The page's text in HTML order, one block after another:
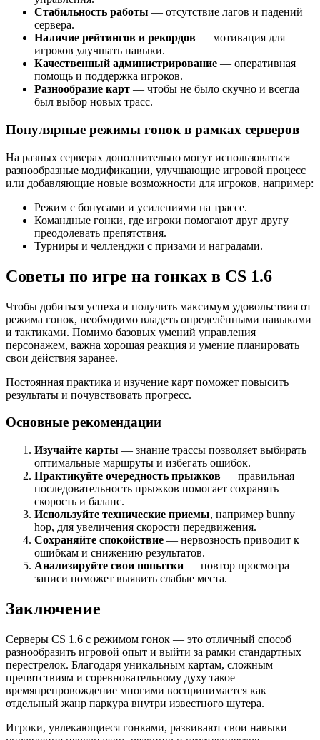
Стабильность работы — отсутствие лагов и падений
сервера.
Наличие рейтингов и рекордов — мотивация для
игроков улучшать навыки.
Качественный администрирование — оперативная
помощь и поддержка игроков.
Разнообразие карт — чтобы не было скучно и всегда
был выбор новых трасс.
Популярные режимы гонок в рамках серверов
На разных серверах дополнительно могут использоваться
разнообразные модификации, улучшающие игровой процесс
или добавляющие новые возможности для игроков, например:
Режим с бонусами и усилениями на трассе.
Командные гонки, где игроки помогают друг другу
преодолевать препятствия.
Турниры и челленджи с призами и наградами.
Советы по игре на гонках в CS 1.6
Чтобы добиться успеха и получить максимум удовольствия от
режима гонок, необходимо владеть определёнными навыками
и тактиками. Помимо базовых умений управления
персонажем, важна хорошая реакция и умение планировать
свои действия заранее.
Постоянная практика и изучение карт поможет повысить
результаты и почувствовать прогресс.
Основные рекомендации
Изучайте карты — знание трассы позволяет выбирать
оптимальные маршруты и избегать ошибок.
Практикуйте очередность прыжков — правильная
последовательность прыжков помогает сохранять
скорость и баланс.
Используйте технические приемы, например bunny
hop, для увеличения скорости передвижения.
Сохраняйте спокойствие — нервозность приводит к
ошибкам и снижению результатов.
Анализируйте свои попытки — повтор просмотра
записи поможет выявить слабые места.
Заключение
Серверы CS 1.6 с режимом гонок — это отличный способ
разнообразить игровой опыт и выйти за рамки стандартных
перестрелок. Благодаря уникальным картам, сложным
препятствиям и соревновательному духу такое
времяпрепровождение многими воспринимается как
отдельный жанр паркура внутри известного шутера.
Игроки, увлекающиеся гонками, развивают свои навыки